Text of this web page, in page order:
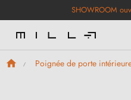
SHOWROOM
Poignée de porte